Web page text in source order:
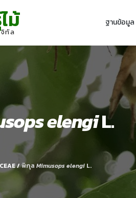
ม้
ทัล
ฐานข้อมูล
elengiL.
/พิกุล Mimusops elengi L.